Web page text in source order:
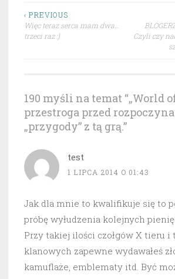
Nawigacja
wpisu
‹ PREVIOUS
Więc teraz serca mam dwa…
trzeci raz :)
Czyli czy
190 myśli na temat “„World
przestroga przed
„przygody” z tą grą.”
test
1 LIPCA 2014 O 01:43
Jak dla mnie to kwalifikuje się to
próbę wyłudzenia kolejnych
Przy takiej ilości czołgów X tieru
klanowych zapewne wydawałeś
kamuflaże, emblematy itd. Być